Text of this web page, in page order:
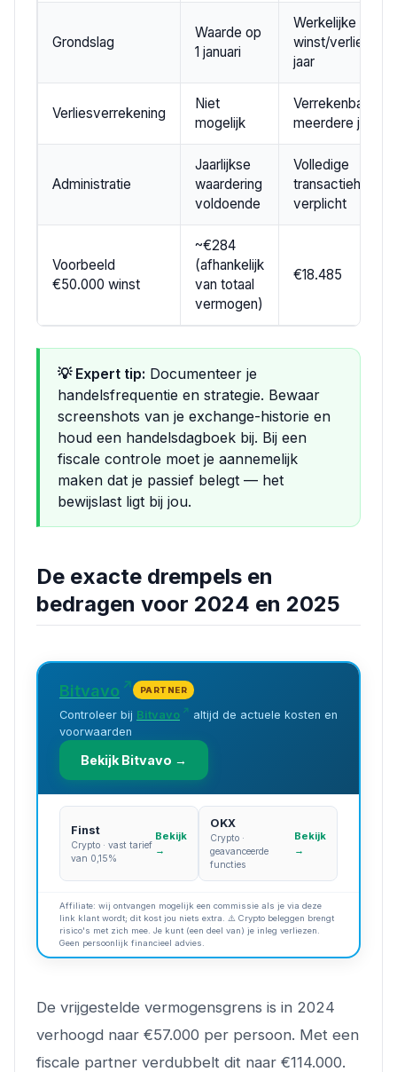
Grondslag
Waarde op
1 januari
Werkelijke
winst/verlies per
jaar
Verliesverrekening
Niet
mogelijk
Verrekenbaar
meerdere jaren
Administratie
Jaarlijkse
waardering
voldoende
Volledige
transactiehistorie
verplicht
Voorbeeld
€50.000 winst
~€284
(afhankelijk
van totaal
vermogen)
€18.485
💡 Expert tip: Documenteer je
handelsfrequentie en strategie. Bewaar
screenshots van je exchange-historie en
houd een handelsdagboek bij. Bij een
fiscale controle moet je aannemelijk
maken dat je passief belegt — het
bewijslast ligt bij jou.
De exacte drempels en
bedragen voor 2024 en 2025
Bitvavo PARTNER
Controleer bij Bitvavo
altijd de actuele kosten en
voorwaarden
Bekijk Bitvavo →
Finst
Crypto · vast tarief
van 0,15%
Bekijk
→
OKX
Crypto ·
geavanceerde
functies
Bekijk
→
Affiliate: wij ontvangen mogelijk een commissie als je via deze
link klant wordt; dit kost jou niets extra. ⚠️ Crypto beleggen brengt
risico's met zich mee. Je kunt (een deel van) je inleg verliezen.
Geen persoonlijk financieel advies.
De vrijgestelde vermogensgrens is in 2024
verhoogd naar €57.000 per persoon. Met een
fiscale partner verdubbelt dit naar €114.000.